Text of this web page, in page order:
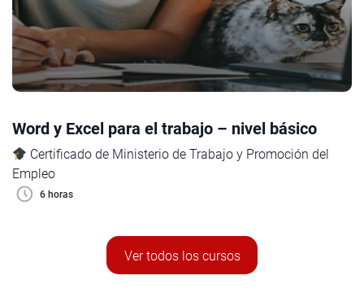
Word y Excel para el trabajo – nivel básico
Certificado de Ministerio de Trabajo y Promoción del
Empleo
6 horas
Ver todos los cursos